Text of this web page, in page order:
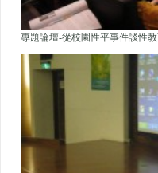
專題論壇-從校園性平事件談性